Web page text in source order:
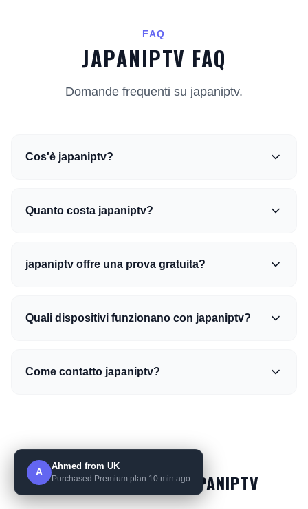
FAQ
JAPANIPTV FAQ
Domande frequenti su japaniptv.
Cos'è japaniptv?
Quanto costa japaniptv?
japaniptv offre una prova gratuita?
Quali dispositivi funzionano con japaniptv?
Come contatto japaniptv?
SCOPRI DI PIÙ SU JAPANIPTV
A
Ahmed from UK
Purchased Premium plan 10 min ago